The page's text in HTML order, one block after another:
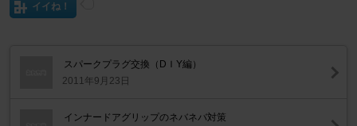
イイね！
スパークプラグ交換（DＩY編）
2011年9月23日
インナードアグリップのネバネバ対策